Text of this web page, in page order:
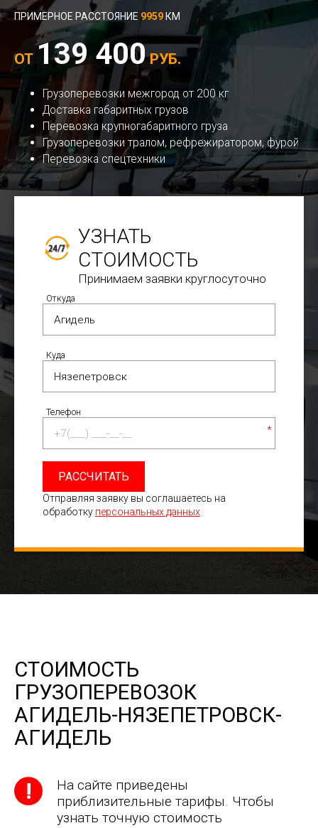
ПРИМЕРНОЕ РАССТОЯНИЕ 9959 КМ
ОТ 139 400РУБ.
Грузоперевозки межгород от 200 кг
Доставка габаритных грузов
Перевозка крупногабаритного груза
Грузоперевозки тралом, рефрежиратором, фурой
Перевозка спецтехники
УЗНАТЬ
СТОИМОСТЬ
Принимаем заявки круглосуточно
Откуда
Куда
Телефон
*
РАССЧИТАТЬ
Отправляя заявку вы соглашаетесь на
обработку персональных данных
СТОИМОСТЬ
ГРУЗОПЕРЕВОЗОК
АГИДЕЛЬ-НЯЗЕПЕТРОВСК-
АГИДЕЛЬ
На сайте приведены
приблизительные тарифы. Чтобы
узнать точную стоимость